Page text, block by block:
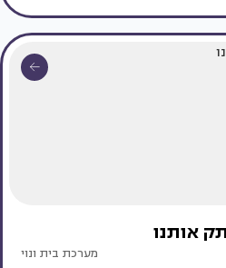
מערכת בית ונוי